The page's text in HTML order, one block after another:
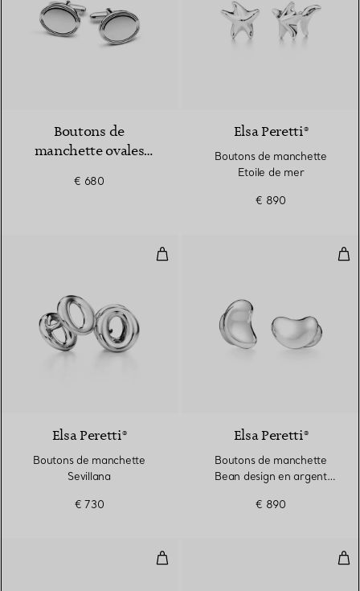
Boutons de
manchette ovales
925 millièmes
€ 680
Elsa Peretti®
Boutons de manchette
Etoile de mer
€ 890
Boutons de manchette Sevillana
Elsa Peretti®
Boutons de manchette
Sevillana
€ 730
Elsa Peretti®
Boutons de manchette
Bean design en argent
€ 890
Boutons de manchette Full